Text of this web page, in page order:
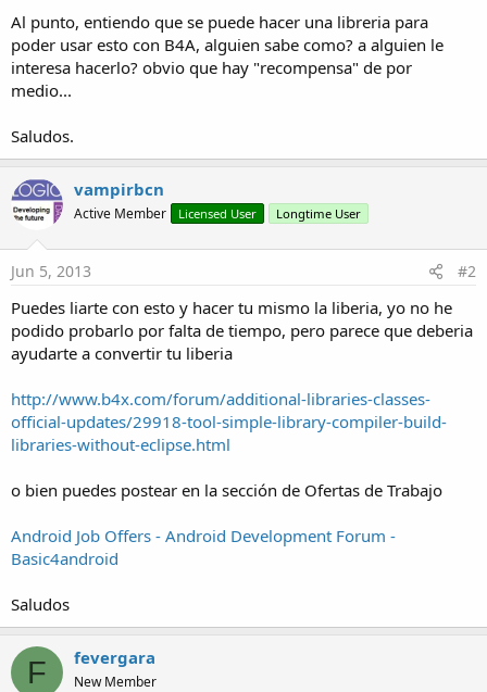
Al punto, entiendo que se puede hacer una libreria para
poder usar esto con B4A, alguien sabe como? a alguien le
interesa hacerlo? obvio que hay "recompensa" de por
medio...
Saludos.
vampirbcn
Active Member Licensed User Longtime User
Jun 5, 2013 #2
Puedes liarte con esto y hacer tu mismo la liberia, yo no he
podido probarlo por falta de tiempo, pero parece que deberia
ayudarte a convertir tu liberia
http://www.b4x.com/forum/additional-libraries-classes-
official-updates/29918-tool-simple-library-compiler-build-
libraries-without-eclipse.html
o bien puedes postear en la sección de Ofertas de Trabajo
Android Job Offers - Android Development Forum -
Basic4android
Saludos
F fevergara
New Member